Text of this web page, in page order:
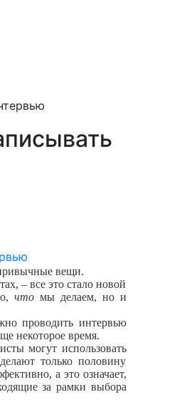
вещи.
– все это стало новой
чтомы делаем, но и
проводить интервью
некоторое время.
могут использовать
только половину
а это означает,
за рамки выбора